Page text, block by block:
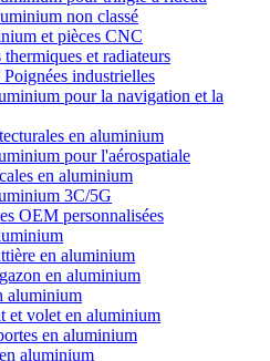
non classé
et pièces CNC
et radiateurs
industrielles
pour la navigation et la
en aluminium
pour l'aérospatiale
en aluminium
3C/5G
OEM personnalisées
en aluminium
en aluminium
aluminium
et volet en aluminium
en aluminium
aluminium